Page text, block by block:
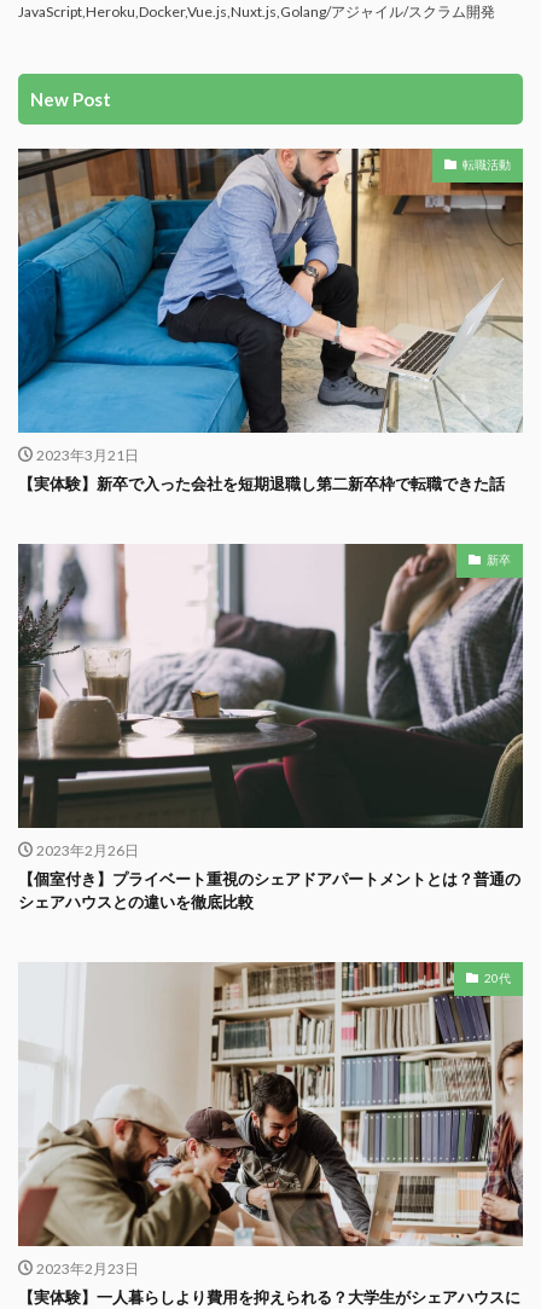
JavaScript,Heroku,Docker,Vue.js,Nuxt.js,Golang/アジャイル/スクラム開発
New Post
転職活動
2023年3月21日
【実体験】新卒で入った会社を短期退職し第二新卒枠で転職できた話
新卒
2023年2月26日
【個室付き】プライベート重視のシェアドアパートメントとは？普通の
シェアハウスとの違いを徹底比較
20代
2023年2月23日
【実体験】一人暮らしより費用を抑えられる？大学生がシェアハウスに